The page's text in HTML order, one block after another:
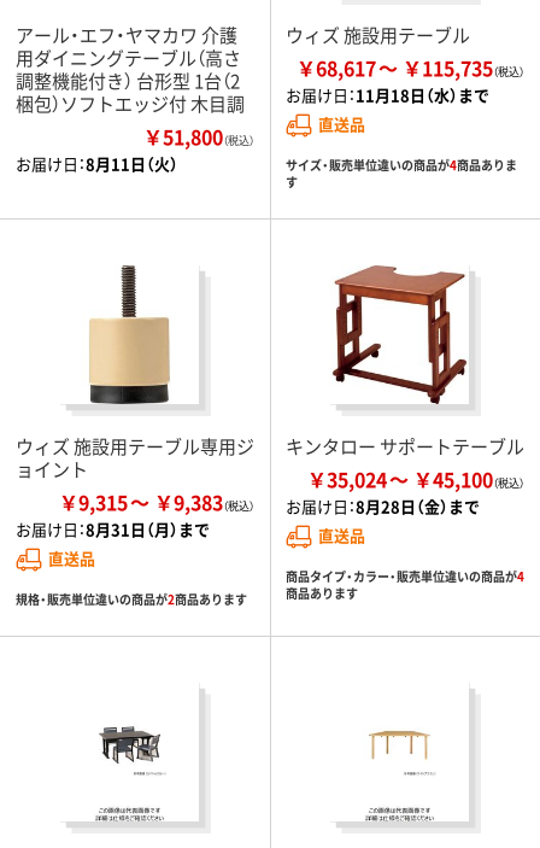
アール・エフ・ヤマカワ 介護
用ダイニングテーブル（高さ
調整機能付き） 台形型 1台（2
梱包）ソフトエッジ付 木目調
￥51,800（税込）
お届け日：8月11日（火）
ウィズ 施設用テーブル
￥68,617 ￥115,735
お届け日：11月18日（水）まで
直送品
サイズ・販売単位違いの商品が4商品ありま
す
ウィズ 施設用テーブル専用ジ
ョイント
￥9,315 ￥9,383
お届け日：8月31日（月）まで
直送品
規格・販売単位違いの商品が2商品あります
キンタロー サポートテーブル
￥35,024 ￥45,100
お届け日：8月28日（金）まで
直送品
商品タイプ・カラー・販売単位違いの商品が4
商品あります